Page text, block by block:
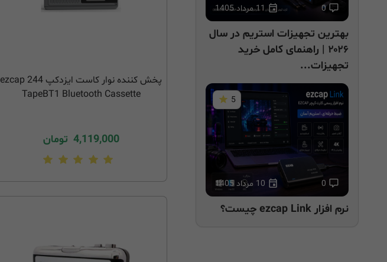
11 مرداد 1405 0
بهترین تجهیزات استریم در سال
۲۰۲۶ | راهنمای کامل خرید
تجهیزات...
10 مرداد 1405
5
0
نرم افزار ezcap Link چیست؟
پخش کننده نوار کاست ایزدکپ ezcap 244
TapeBT1 Bluetooth Cassette
4,119,000 تومان